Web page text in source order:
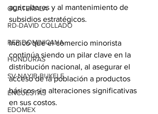
GUATEMALA
RD-DAVID COLLADO
REP DOMINICANA
HONDURAS
SV-NAYIB BUKELE
ENCUESTAS
EDOMEX
agricultores y al mantenimiento de
subsidios estratégicos.
Indicó que el comercio minorista
continúa siendo un pilar clave en la
distribución nacional, al asegurar el
acceso de la población a productos
básicos sin alteraciones significativas
en sus costos.